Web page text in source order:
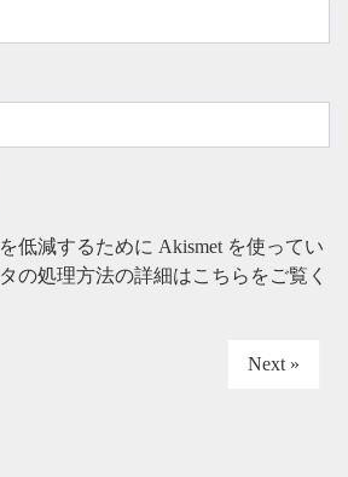
低減するために Akismet を使ってい
の処理方法の詳細はこちらをご覧く
Next »